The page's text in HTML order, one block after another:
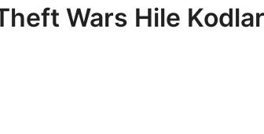
Wars Hile